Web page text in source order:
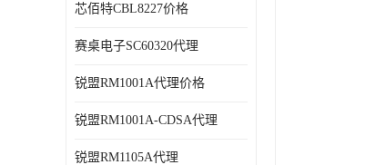
芯佰特CBL8227价格
赛桌电子SC60320代理
锐盟RM1001A代理价格
锐盟RM1001A-CDSA代理
锐盟RM1105A代理